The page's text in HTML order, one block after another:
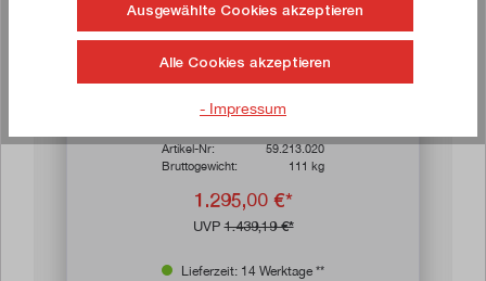
Platte (1.500 x 800 x 850 mm)
Artikel-Nr:
59.213.020
Bruttogewicht:
111 kg
1.295,00 €*
UVP1.439,19 €*
Lieferzeit: 14 Werktage **
Ausgewählte Cookies akzeptieren
Alle Cookies akzeptieren
- Impressum